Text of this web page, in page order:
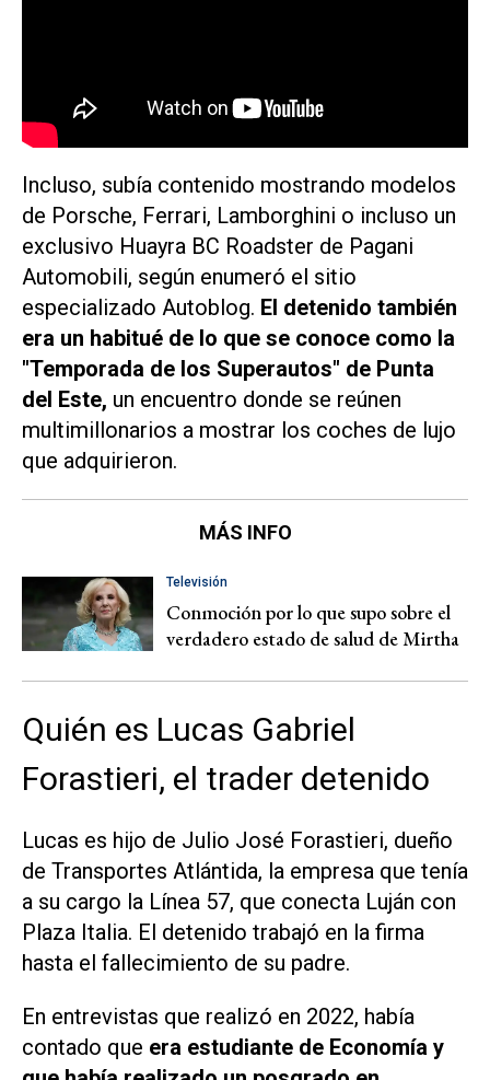
Incluso, subía contenido mostrando modelos
de Porsche, Ferrari, Lamborghini o incluso un
exclusivo Huayra BC Roadster de Pagani
Automobili, según enumeró el sitio
especializado Autoblog. El detenido también
era un habitué de lo que se conoce como la
"Temporada de los Superautos" de Punta
del Este, un encuentro donde se reúnen
multimillonarios a mostrar los coches de lujo
que adquirieron.
MÁS INFO
Televisión
Conmoción por lo que supo sobre el
verdadero estado de salud de Mirtha
Quién es Lucas Gabriel
Forastieri, el trader detenido
Lucas es hijo de Julio José Forastieri, dueño
de Transportes Atlántida, la empresa que tenía
a su cargo la Línea 57, que conecta Luján con
Plaza Italia. El detenido trabajó en la firma
hasta el fallecimiento de su padre.
En entrevistas que realizó en 2022, había
contado que era estudiante de Economía y